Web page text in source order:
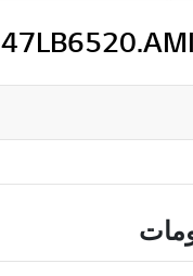
47LB6520.AMI